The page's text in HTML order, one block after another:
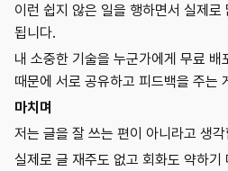
이런 쉽지 않은 일을 행하면서 실제로
됩니다.
내 소중한 기술을 누군가에게 무료 배
때문에 서로 공유하고 피드백을 주는
마치며
저는 글을 잘 쓰는 편이 아니라고 생
실제로 글 재주도 없고 회화도 약하기